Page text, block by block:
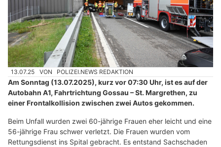
13.07.25 VON POLIZEI.NEWS REDAKTION
Am Sonntag (13.07.2025), kurz vor 07:30 Uhr, ist es auf der
Autobahn A1, Fahrtrichtung Gossau – St. Margrethen, zu
einer Frontalkollision zwischen zwei Autos gekommen.
Beim Unfall wurden zwei 60-jährige Frauen eher leicht und eine
56-jährige Frau schwer verletzt. Die Frauen wurden vom
Rettungsdienst ins Spital gebracht. Es entstand Sachschaden